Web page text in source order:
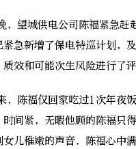
城供电公司陈福紧急赶
紧急新增了保电特巡计划，
效和可能次生风险进行了评
福仅回家吃过1次年夜饭
间紧，无暇他顾的陈福只
女儿稚嫩的声音，陈福心中